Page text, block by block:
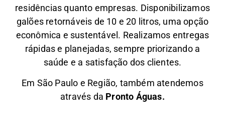
residências quanto empresas. Disponibilizamos
galões retornáveis de 10 e 20 litros, uma opção
econômica e sustentável. Realizamos entregas
rápidas e planejadas, sempre priorizando a
saúde e a satisfação dos clientes.
Em São Paulo e Região, também atendemos
através da Pronto Águas.